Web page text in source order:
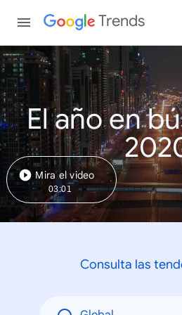
Trends
El año en
Mira el video
03:01
Consulta las